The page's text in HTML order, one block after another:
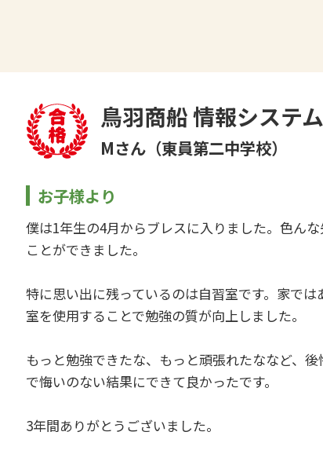
鳥羽商船 情報システ
Mさん（東員第二中学校）
お子様より
僕は1年生の4月からブレスに入りました。色ん
ことができました。
特に思い出に残っているのは自習室です。家で
室を使用することで勉強の質が向上しました。
もっと勉強できたな、もっと頑張れたななど、
で悔いのない結果にできて良かったです。
3年間ありがとうございました。